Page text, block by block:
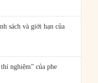
sách và giới hạn của
nghiệm” của phe